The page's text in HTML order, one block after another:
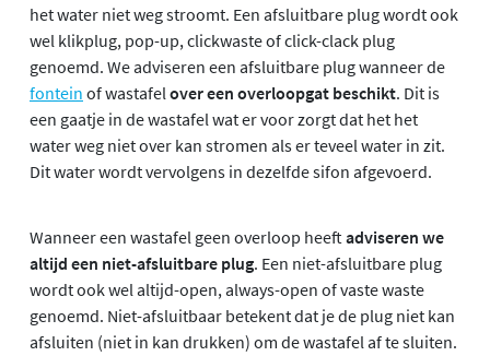
het water niet weg stroomt. Een afsluitbare plug wordt ook
wel klikplug, pop-up, clickwaste of click-clack plug
genoemd. We adviseren een afsluitbare plug wanneer de
fontein of wastafelover een overloopgat beschikt. Dit is
een gaatje in de wastafel wat er voor zorgt dat het het
water weg niet over kan stromen als er teveel water in zit.
Dit water wordt vervolgens in dezelfde sifon afgevoerd.
Wanneer een wastafel geen overloop heeftadviseren we
altijd een niet-afsluitbare plug. Een niet-afsluitbare plug
wordt ook wel altijd-open, always-open of vaste waste
genoemd. Niet-afsluitbaar betekent dat je de plug niet kan
afsluiten (niet in kan drukken) om de wastafel af te sluiten.